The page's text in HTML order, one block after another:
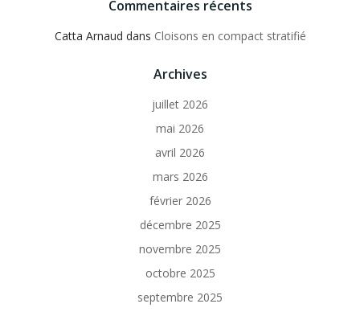
Commentaires récents
Catta Arnaud dans Cloisons en compact stratifié
Archives
juillet 2026
mai 2026
avril 2026
mars 2026
février 2026
décembre 2025
novembre 2025
octobre 2025
septembre 2025